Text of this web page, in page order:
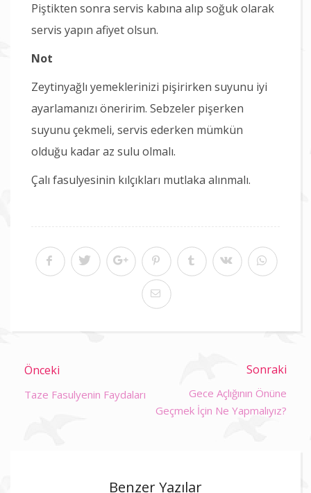
Piştikten sonra servis kabına alıp soğuk olarak
servis yapın afiyet olsun.
Not
Zeytinyağlı yemeklerinizi pişirirken suyunu iyi
ayarlamanızı öneririm. Sebzeler pişerken
suyunu çekmeli, servis ederken mümkün
olduğu kadar az sulu olmalı.
Çalı fasulyesinin kılçıkları mutlaka alınmalı.
Önceki
Taze Fasulyenin Faydaları
Sonraki
Gece Açlığının Önüne
Geçmek İçin Ne Yapmalıyız?
Benzer Yazılar